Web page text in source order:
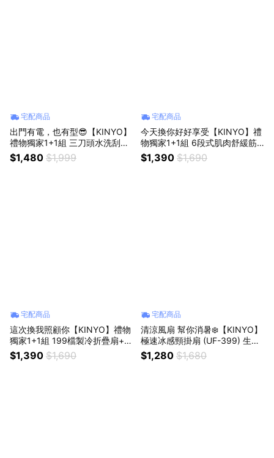
宅配商品
出門有電，也有型😎【KINYO】
禮物獨家1+1組 三刀頭水洗刮鬍
刀+超薄磁吸無線充 父親節禮物
男性禮物
$1,480 $1,999
宅配商品
今天換你好好享受【KINYO】禮
物獨家1+1組 6段式肌肉舒緩筋
膜槍+三刀頭水洗刮鬍刀 父親節
禮物 男性禮物
$1,390 $1,690
宅配商品
這次換我照顧你【KINYO】禮物
獨家1+1組 199檔製冷折疊扇+螢
幕顯示9段舒緩筋膜槍 父親節禮
物
$1,390 $1,690
宅配商品
清涼風扇 幫你消暑❄️【KINYO】
極速冰感頸掛扇 (UF-399) 生日
禮物 送禮 夏季必備 外出必備
$1,280 $1,680